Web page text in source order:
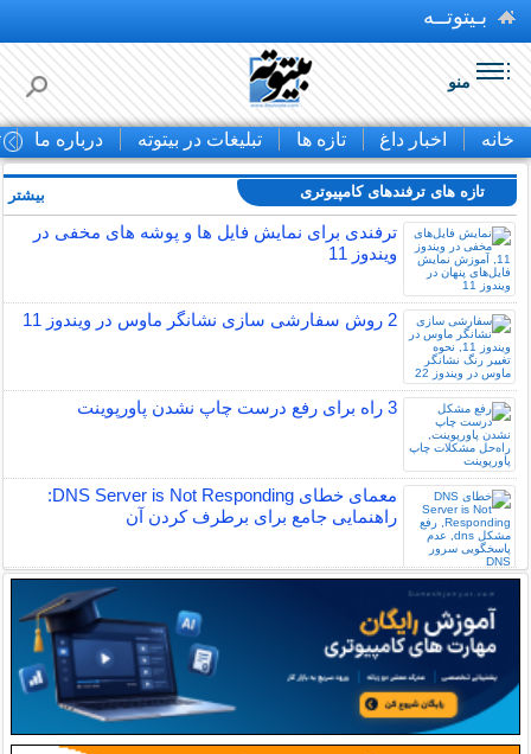
بـیتوتــه
منو
خانه اخبار داغ تازه ها تبلیغات در بیتوته درباره ما
تازه های ترفندهای کامپیوتری
ترفندی برای نمایش فایل ها و پوشه های مخفی در
ویندوز 11
2 روش سفارشی سازی نشانگر ماوس در ویندوز 11
3 راه برای رفع درست چاپ نشدن پاورپوینت
معمای خطای DNS Server is Not Responding:
راهنمایی جامع برای برطرف کردن آن
بیشتر